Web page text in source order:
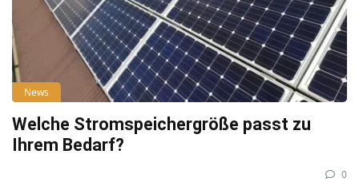
News
Welche Stromspeichergröße passt zu
Ihrem Bedarf?
0